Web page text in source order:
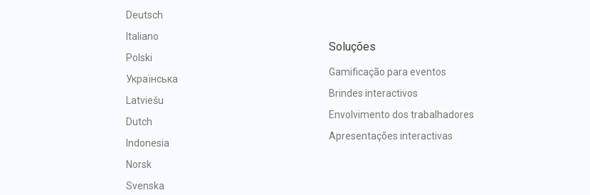
Deutsch
Italiano
Polski
Українська
Latviešu
Dutch
Indonesia
Norsk
Svenska
Soluções
Gamificação para eventos
Brindes interactivos
Envolvimento dos trabalhadores
Apresentações interactivas